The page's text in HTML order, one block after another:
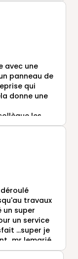
avec une
panneau de
qui
donne une
les
un travail
pour son
sa
travaux
un super
un service
...super je
lemarié